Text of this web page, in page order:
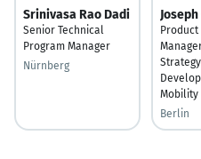
Srinivasa Rao Dadi
Senior Technical
Program Manager
Nürnberg
Product
Strategy
Mobility
Berlin